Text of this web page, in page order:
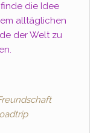
die Idee
alltäglichen
der Welt zu